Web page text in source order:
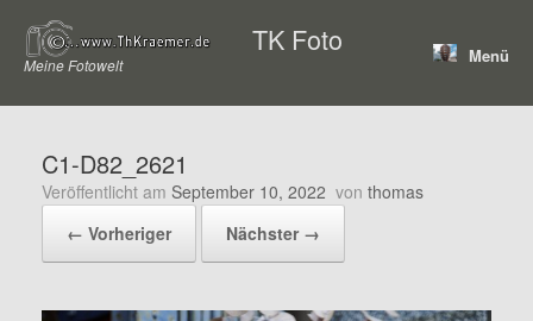
Inhalt
springen
TK Foto
Meine Fotowelt Menü
C1-D82_2621
Veröffentlicht am September 10, 2022 von thomas
← Vorheriger
Nächster →